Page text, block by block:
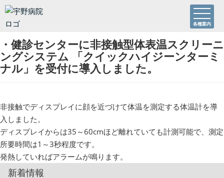
各種案内
・健診センターに非接触型体表温スクリーニ
ングシステム 「クイックハイジーンターミ
ナル」を受付に導入しました。
非接触でディスプレイに顔を近づけて体温を測定する体温計を導
入しました。
ディスプレイからは35～60cmほど離れていても計測可能で、測定
所要時間は1～3秒程度です。
発熱していればアラームが鳴ります。
新着情報